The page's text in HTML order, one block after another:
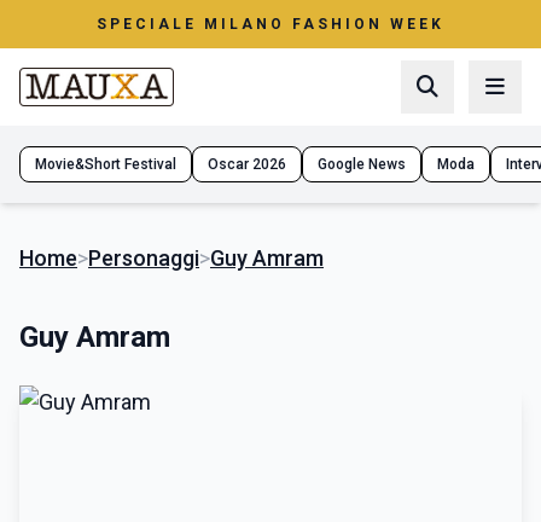
SPECIALE MILANO FASHION WEEK
Movie&Short Festival Oscar 2026 Google News Moda
Home>Personaggi>Guy Amram
Guy Amram